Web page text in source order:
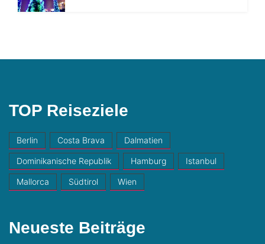
TOP Reiseziele
Berlin Costa Brava Dalmatien
Dominikanische Republik Hamburg Istanbul
Mallorca Südtirol Wien
Neueste Beiträge